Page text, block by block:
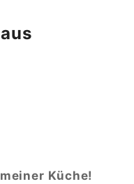
Küche!